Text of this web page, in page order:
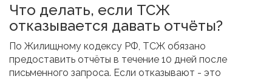
Что делать, если ТСЖ
отказывается давать отчёты?
По Жилищному кодексу РФ, ТСЖ обязано
предоставить отчёты в течение 10 дней после
письменного запроса. Если отказывают - это